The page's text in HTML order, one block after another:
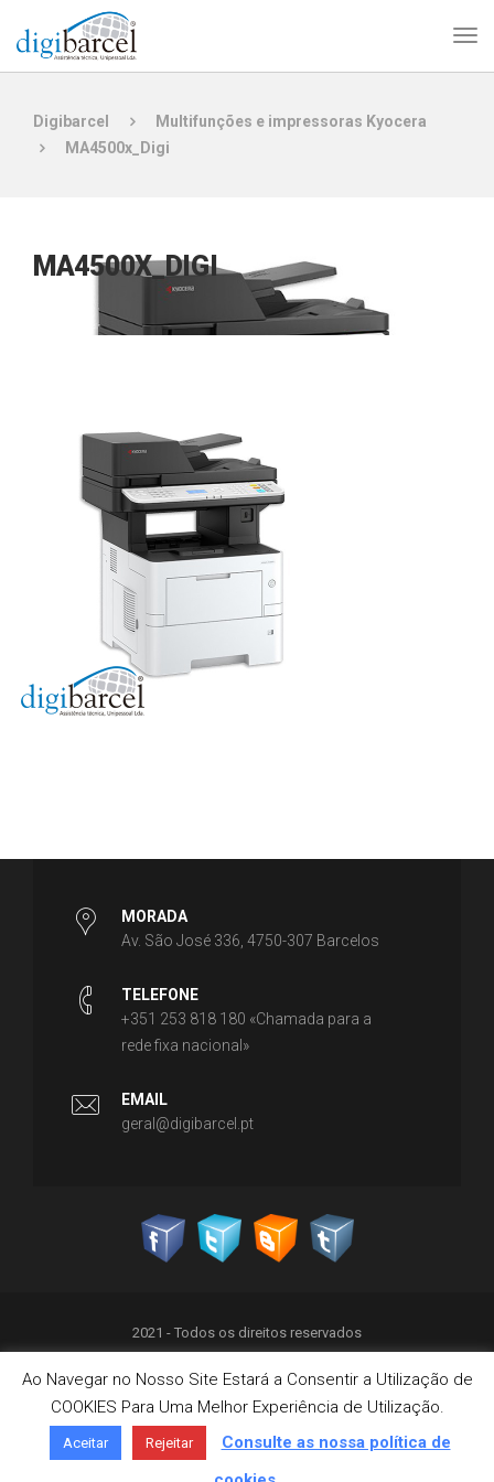
Digibarcel
Multifunções e impressoras Kyocera
MA4500x_Digi
MA4500X_DIGI
MORADA
Av. São José 336, 4750-307 Barcelos
TELEFONE
+351 253 818 180 «Chamada para a
rede fixa nacional»
EMAIL
geral@digibarcel.pt
2021 - Todos os direitos reservados
Política de Privacidade
Termos & Condições
Política de Cookies
Livro de Reclamações on-line
Ao Navegar no Nosso Site Estará a Consentir a Utilização de
COOKIES Para Uma Melhor Experiência de Utilização.
Aceitar Rejeitar
Consulte as nossa política de